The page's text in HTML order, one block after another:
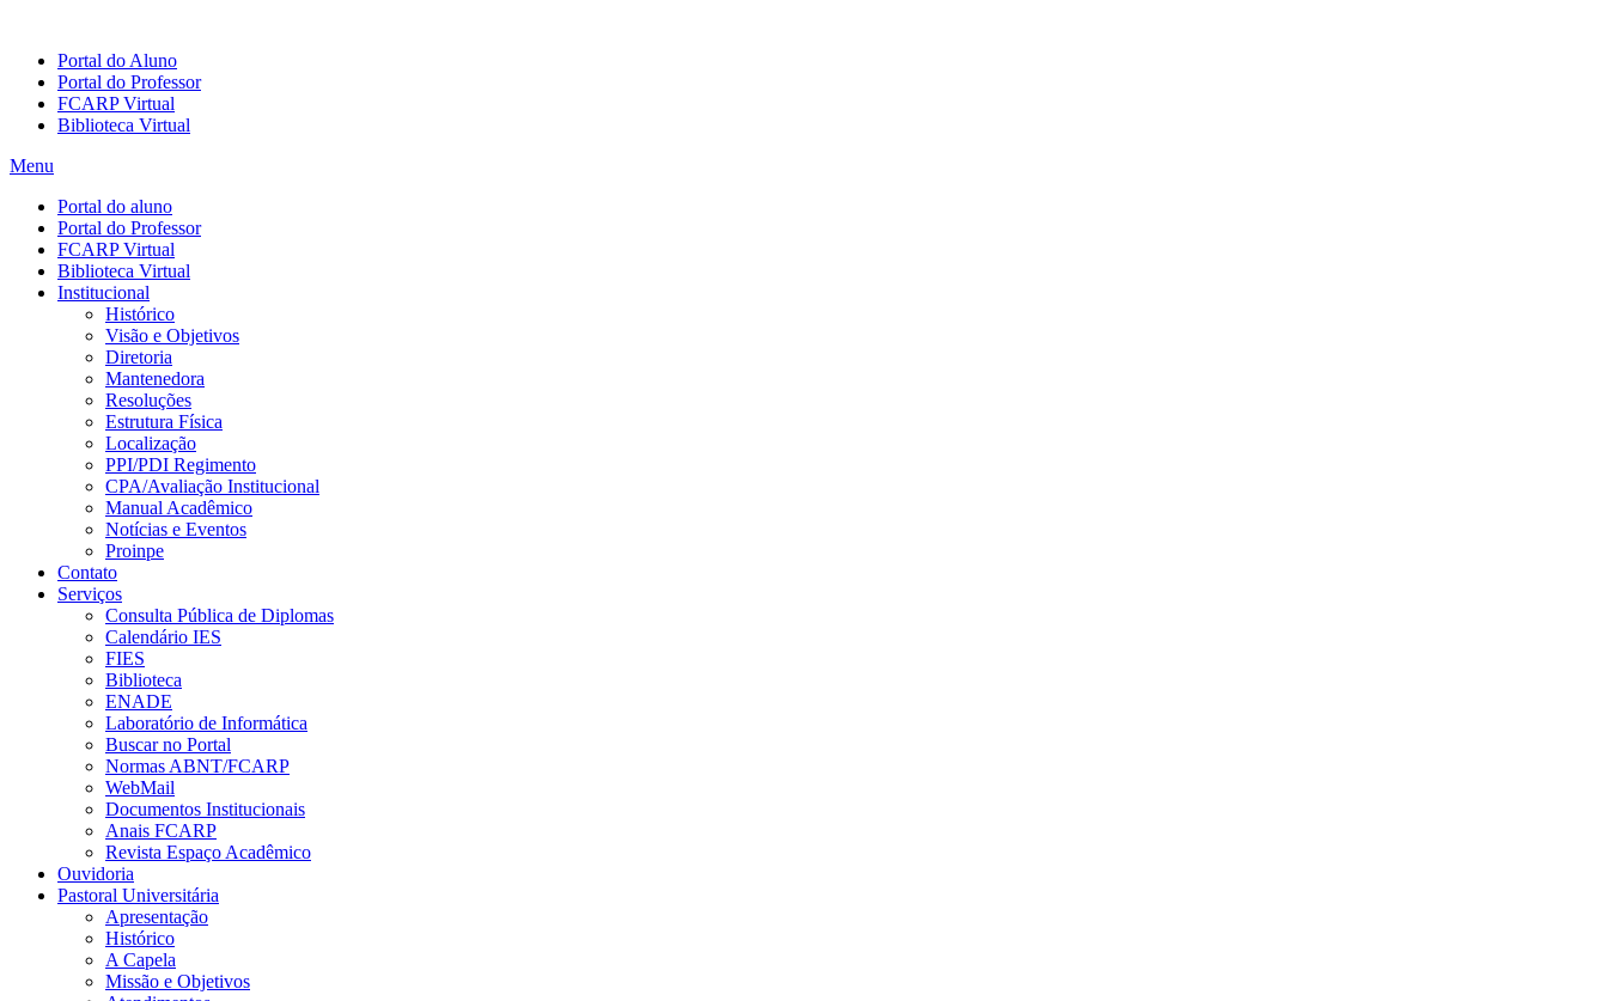
Portal do Aluno
Portal do Professor
FCARP Virtual
Biblioteca Virtual
Menu
Portal do aluno
Portal do Professor
FCARP Virtual
Biblioteca Virtual
Institucional
Histórico
Visão e Objetivos
Diretoria
Mantenedora
Resoluções
Estrutura Física
Localização
PPI/PDI Regimento
CPA/Avaliação Institucional
Manual Acadêmico
Notícias e Eventos
Proinpe
Contato
Serviços
Consulta Pública de Diplomas
Calendário IES
FIES
Biblioteca
ENADE
Laboratório de Informática
Buscar no Portal
Normas ABNT/FCARP
WebMail
Documentos Institucionais
Anais FCARP
Revista Espaço Acadêmico
Ouvidoria
Pastoral Universitária
Apresentação
Histórico
A Capela
Missão e Objetivos